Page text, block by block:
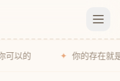
✦ 你的存在就是孩子最